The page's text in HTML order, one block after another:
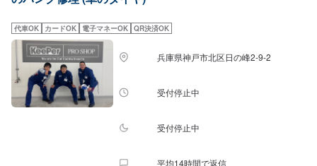
代車OK カードOK 電子マネーOK QR決済OK
兵庫県神戸市北区日の峰2-9-2
受付停止中
受付停止中
平均14時間で返信